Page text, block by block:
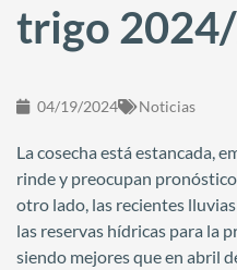
trigo
04/19/2024 Noticias
La cosecha está estancada,
rinde y preocupan
otro lado, las recientes
las reservas hídricas para la
siendo mejores que en abril